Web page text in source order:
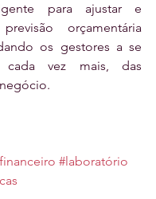
para ajustar e
orçamentária
os gestores a se
cada vez mais, das
#laboratório